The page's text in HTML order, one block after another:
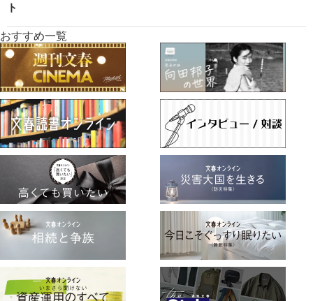
ト
おすすめ一覧